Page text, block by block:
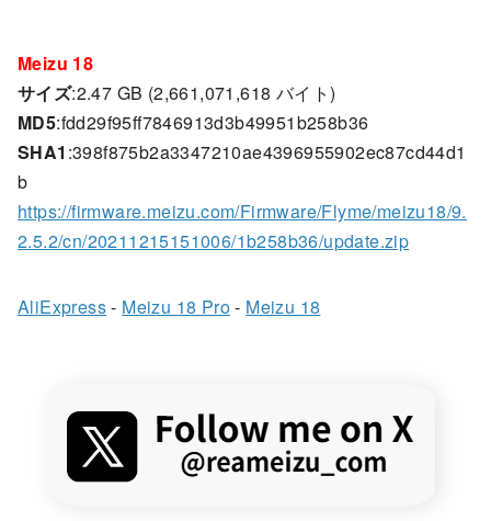
Meizu 18
サイズ:2.47 GB (2,661,071,618 バイト)
MD5:fdd29f95ff7846913d3b49951b258b36
SHA1 :398f875b2a3347210ae4396955902ec87cd44d1
b
https://firmware.meizu.com/Firmware/Flyme/meizu18/9.
2.5.2/cn/20211215151006/1b258b36/update.zip
AliExpress- Meizu 18 Pro- Meizu 18